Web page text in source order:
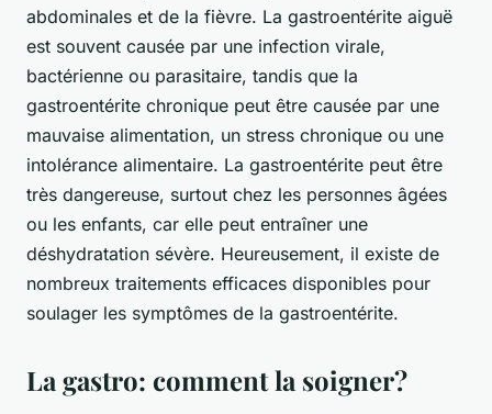
abdominales et de la fièvre. La gastroentérite aiguë
est souvent causée par une infection virale,
bactérienne ou parasitaire, tandis que la
gastroentérite chronique peut être causée par une
mauvaise alimentation, un stress chronique ou une
intolérance alimentaire. La gastroentérite peut être
très dangereuse, surtout chez les personnes âgées
ou les enfants, car elle peut entraîner une
déshydratation sévère. Heureusement, il existe de
nombreux traitements efficaces disponibles pour
soulager les symptômes de la gastroentérite.
La gastro: comment la soigner?